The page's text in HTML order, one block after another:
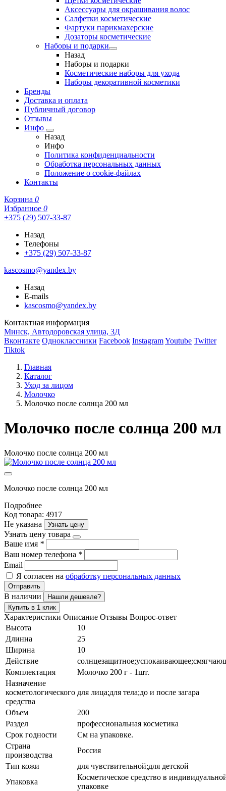
Аксессуары для окрашивания волос
Салфетки косметические
Фартуки парикмахерские
Дозаторы косметические
Наборы и подарки
Назад
Наборы и подарки
Косметические наборы для ухода
Наборы декоративной косметики
Бренды
Доставка и оплата
Публичный договор
Отзывы
Инфо
Назад
Инфо
Политика конфиденциальности
Обработка персональных данных
Положение о cookie-файлах
Контакты
Корзина 0
Избранное 0
+375 (29) 507-33-87
Назад
Телефоны
+375 (29) 507-33-87
kascosmo@yandex.by
Назад
E-mails
kascosmo@yandex.by
Контактная информация
Минск, Автодоровская улица, 3Д
Вконтакте Одноклассники Facebook InstagramYoutube Twitter
Tiktok
Главная
Каталог
Уход за лицом
Молочко
Молочко после солнца 200 мл
Молочко после солнца 200 мл
Молочко после солнца 200 мл
Молочко после солнца 200 мл
Подробнее
Код товара: 4917
Не указана
Узнать цену
Узнать цену товара
Ваше имя *
Ваш номер телефона *
Email
Я согласен на обработку персональных данных
Отправить
В наличии
Нашли дешевле?
Купить в 1 клик
Характеристики Описание Отзывы Вопрос-ответ
Высота
10
Длинна
25
Ширина
10
Действие
Комплектация
Молочко 200 г - 1шт.
Назначение
косметологического
средства
для лица;для тела;до и после загара
Объем
200
Раздел
профессиональная косметика
Срок годности
См на упаковке.
Страна
производства
Россия
Тип кожи
для чувствительной;для детской
Упаковка
Косметическое средство в
упаковке